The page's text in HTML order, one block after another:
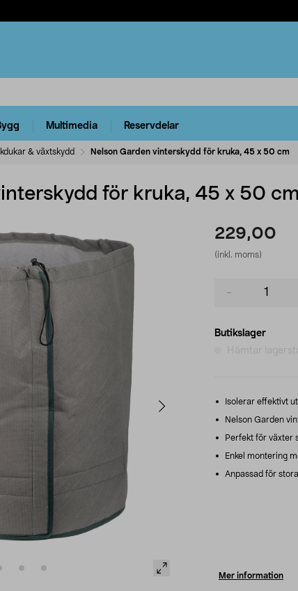
Multimedia Reservdelar
& växtskydd Nelson Garden vinterskydd för kruka, 45 x 50 cm
för kruka, 45 x 50 cm
229,00
(inkl. moms)
Butikslager
Hämtar
Isolerar effektivt
Nelson Garden
Perfekt för växter
Enkel montering
Anpassad för
Mer information